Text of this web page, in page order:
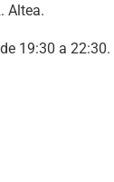
Altea.
19:30 a